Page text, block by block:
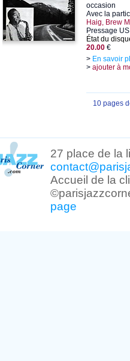
occasion
Avec la
Haig, Brew
Pressage US
État du
20.00 €
> En savoir
> ajouter à
10 pages
27 place de la
Accueil de la
page